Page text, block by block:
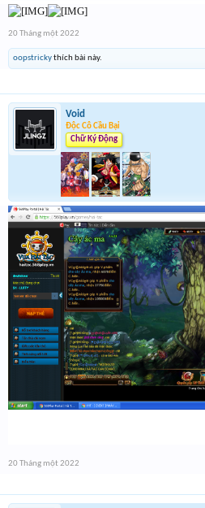
20 Tháng một 2022
oopstrickythích bài này.
Void
Độc Cô Cầu Bại
Chữ Ký Động
20 Tháng một 2022